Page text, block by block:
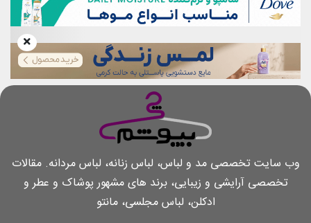
وب سایت تخصصی مد و لباس، لباس زنانه، لباس مردانه. مقالات
تخصصی آرایشی و زیبایی، برند های مشهور پوشاک و عطر و
ادکلن، لباس مجلسی، مانتو